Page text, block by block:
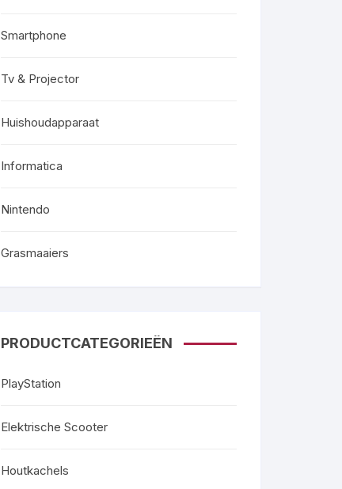
Smartphone
Tv & Projector
Huishoudapparaat
Informatica
Nintendo
Grasmaaiers
PRODUCTCATEGORIEËN
PlayStation
Elektrische Scooter
Houtkachels